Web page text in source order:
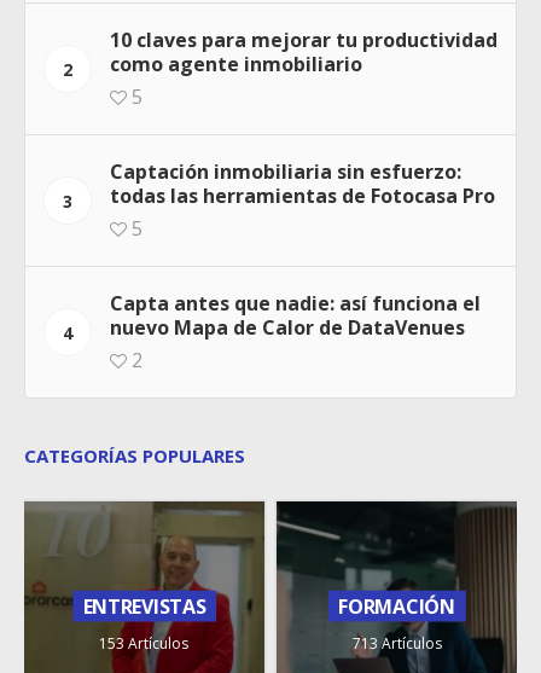
2
10 claves para mejorar tu productividad
como agente inmobiliario
5
3
Captación inmobiliaria sin esfuerzo:
todas las herramientas de Fotocasa Pro
5
4
Capta antes que nadie: así funciona el
nuevo Mapa de Calor de DataVenues
2
CATEGORÍAS POPULARES
ENTREVISTAS
153 Artículos
FORMACIÓN
713 Artículos